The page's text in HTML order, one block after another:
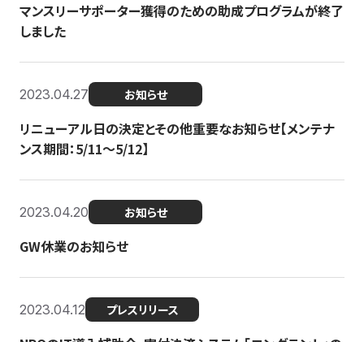
マンスリーサポーター獲得のための助成プログラムが終了
しました
2023.04.27 お知らせ
リニューアル日の決定とその他重要なお知らせ【メンテナ
ンス期間：5/11～5/12】
2023.04.20 お知らせ
GW休業のお知らせ
2023.04.12 プレスリリース